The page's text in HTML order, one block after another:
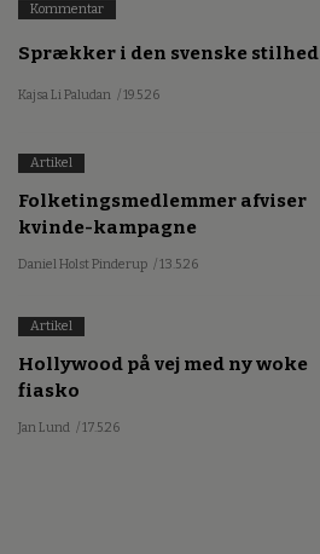
Kommentar
Sprækker i den svenske stilhed
Kajsa Li Paludan / 19.5.26
Artikel
Folketingsmedlemmer afviser
kvinde-kampagne
Daniel Holst Pinderup / 13.5.26
Artikel
Hollywood på vej med ny woke
fiasko
Jan Lund / 17.5.26